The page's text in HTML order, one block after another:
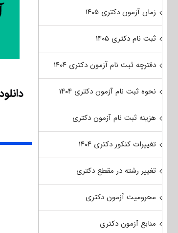
زمان آزمون دکتری ۱۴۰۵
ثبت نام دکتری ۱۴۰۵
دفترچه ثبت نام آزمون دکتری ۱۴۰۴
نحوه ثبت نام آزمون دکتری ۱۴۰۴
هزینه ثبت نام آزمون دکتری
تغییرات کنکور دکتری ۱۴۰۴
تغییر رشته در مقطع دکتری
محرومیت آزمون دکتری
منابع آزمون دکتری